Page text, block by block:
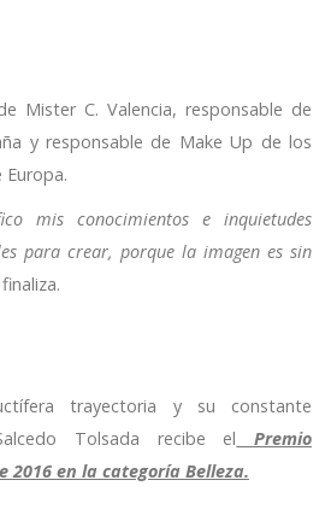
Mister C. Valencia, responsable de
y responsable de Make Up de los
Europa.
mis conocimientos e inquietudes
para crear, porque la imagen es sin
finaliza.
trayectoria y su constante
Tolsada recibe el Premio
2016 en la categoría Belleza.